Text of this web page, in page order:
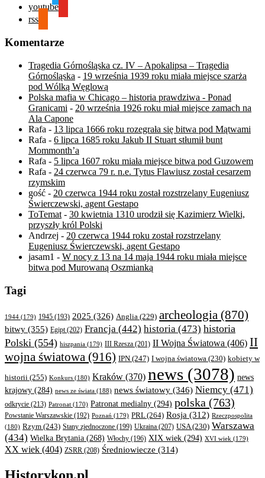
youtube
rss
Komentarze
Tragedia Górnośląska cz. IV – Apokalipsa – Tragedia
Górnośląska - 19 września 1939 roku miała miejsce szarża
pod Wólką Węglową
Polska mafia w Chicago – historia prawdziwa - Ponad
Granicami - 20 września 1926 roku miał miejsce zamach na
Ala Capone
Rafa - 13 lipca 1666 roku rozegrała się bitwa pod Mątwami
Rafa - 6 lipca 1685 roku Jakub II Stuart stłumił bunt
Mommonth’a
Rafa - 5 lipca 1607 roku miała miejsce bitwa pod Guzowem
Rafa - 24 czerwca 79 r. n.e. Tytus Flawiusz został cesarzem
rzymskim
gość - 20 czerwca 1944 roku został rozstrzelany Eugeniusz
Świerczewski, agent Gestapo
ToTemat - 30 kwietnia 1310 urodził się Kazimierz Wielki,
przyszły król Polski
Andrzej - 20 czerwca 1944 roku został rozstrzelany
Eugeniusz Świerczewski, agent Gestapo
jasam1 - W nocy z 13 na 14 maja 1944 roku miała miejsce
bitwa pod Murowaną Oszmianką
Tagi
1944 (179) 1945 (193) 2025 (326) Anglia (229) archeologia (870)
bitwy (355) Egipt(202) Francja (442) historia (473) historia
Polski (554) hiszpania (179) III Rzesza (201) II Wojna Światowa (406) II
wojna światowa (916) IPN (247) I wojna światowa (230) kobiety w
historii (255) Konkurs (180) Kraków (370) news (3078) news
krajowy (284) news ze świata (188) news światowy (346) Niemcy (471)
odkrycie (213) Patronat (170) Patronat medialny (294) polska (763)
Powstanie Warszawskie (192) Poznań (179) PRL(264) Rosja (312) Rzeczpospolita
(180) Rzym (243) Stany zjednoczone (199) Ukraina (207) USA(230) Warszawa
(434) Wielka Brytania (268) Włochy (196) XIX wiek (294) XVI wiek (179)
XX wiek (404) ZSRR (208) Średniowiecze (314)